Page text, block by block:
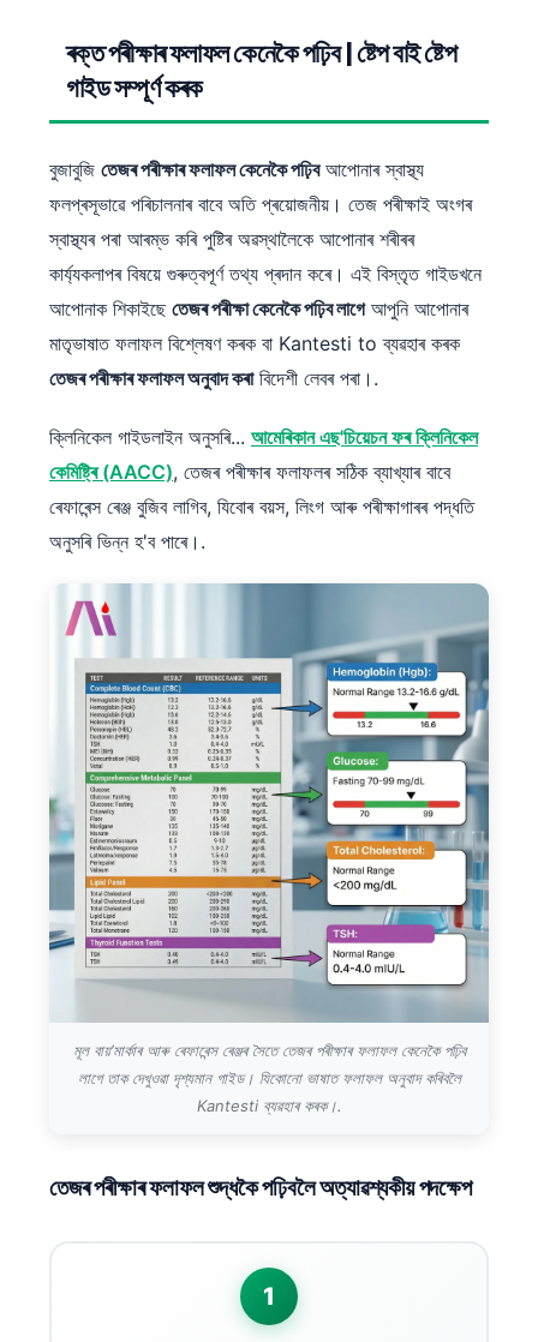
ৰক্ত পৰীক্ষাৰ ফলাফল কেনেকৈ পঢ়িব | ষ্টেপ বাই ষ্টেপ
গাইড সম্পূৰ্ণ কৰক
বুজাবুজি তেজৰ পৰীক্ষাৰ ফলাফল কেনেকৈ পঢ়িবআপোনাৰ স্বাস্থ্য
ফলপ্ৰসূভাৱে পৰিচালনাৰ বাবে অতি প্ৰয়োজনীয়। তেজ পৰীক্ষাই অংগৰ
স্বাস্থ্যৰ পৰা আৰম্ভ কৰি পুষ্টিৰ অৱস্থালৈকে আপোনাৰ শৰীৰৰ
কাৰ্য্যকলাপৰ বিষয়ে গুৰুত্বপূৰ্ণ তথ্য প্ৰদান কৰে। এই বিস্তৃত গাইডখনে
আপোনাক শিকাইছে তেজৰ পৰীক্ষা কেনেকৈ পঢ়িব লাগেআপুনি আপোনাৰ
মাতৃভাষাত ফলাফল বিশ্লেষণ কৰক বা Kantesti to ব্যৱহাৰ কৰক
তেজৰ পৰীক্ষাৰ ফলাফল অনুবাদ কৰাবিদেশী লেবৰ পৰা।.
ক্লিনিকেল গাইডলাইন অনুসৰি... আমেৰিকান এছ'চিয়েচন ফৰ ক্লিনিকেল
কেমিষ্ট্ৰি (AACC), তেজৰ পৰীক্ষাৰ ফলাফলৰ সঠিক ব্যাখ্যাৰ বাবে
ৰেফাৰেন্স ৰেঞ্জ বুজিব লাগিব, যিবোৰ বয়স, লিংগ আৰু পৰীক্ষাগাৰৰ পদ্ধতি
অনুসৰি ভিন্ন হ'ব পাৰে।.
মূল বায়’মাৰ্কাৰ আৰু ৰেফাৰেন্স ৰেঞ্জৰ সৈতে তেজৰ পৰীক্ষাৰ ফলাফল কেনেকৈ পঢ়িব
লাগে তাক দেখুওৱা দৃশ্যমান গাইড। যিকোনো ভাষাত ফলাফল অনুবাদ কৰিবলৈ
Kantesti ব্যৱহাৰ কৰক।.
তেজৰ পৰীক্ষাৰ ফলাফল শুদ্ধকৈ পঢ়িবলৈ অত্যাৱশ্যকীয় পদক্ষেপ
1